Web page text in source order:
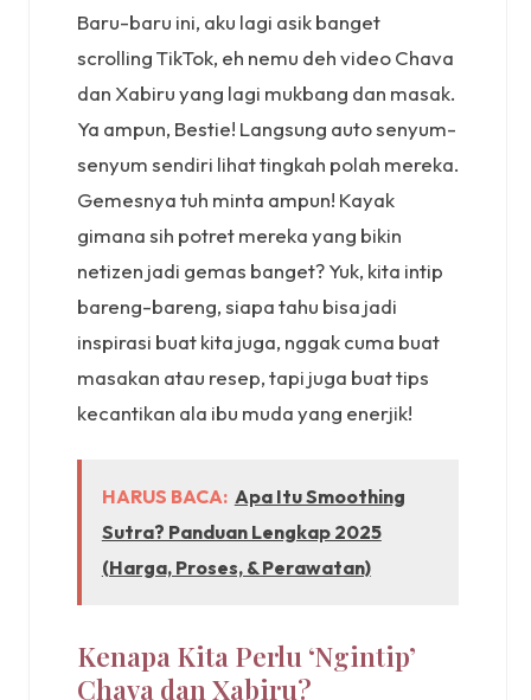
Baru-baru ini, aku lagi asik banget
scrolling TikTok, eh nemu deh video Chava
dan Xabiru yang lagi mukbang dan masak.
Ya ampun, Bestie! Langsung auto senyum-
senyum sendiri lihat tingkah polah mereka.
Gemesnya tuh minta ampun! Kayak
gimana sih potret mereka yang bikin
netizen jadi gemas banget? Yuk, kita intip
bareng-bareng, siapa tahu bisa jadi
inspirasi buat kita juga, nggak cuma buat
masakan atau resep, tapi juga buat tips
kecantikan ala ibu muda yang enerjik!
HARUS BACA: Apa Itu Smoothing
Sutra? Panduan Lengkap 2025
(Harga, Proses, & Perawatan)
Kenapa Kita Perlu ‘Ngintip’
Chava dan Xabiru?